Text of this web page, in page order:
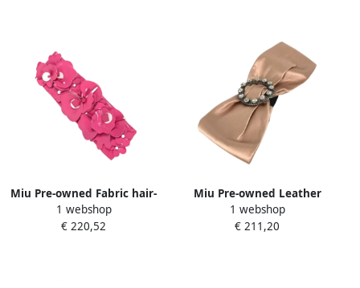
Miu Pre-owned Fabric hair-
accessories Pink Dames
1 webshop
€ 220,52
Miu Pre-owned Leather
hair-accessories Pink Dames
1 webshop
€ 211,20